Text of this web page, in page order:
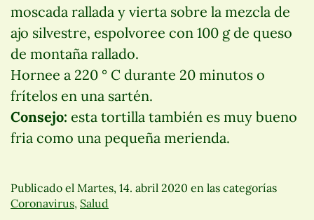
moscada rallada y vierta sobre la mezcla de
ajo silvestre, espolvoree con 100 g de queso
de montaña rallado.
Hornee a 220 ° C durante 20 minutos o
frítelos en una sartén.
Consejo: esta tortilla también es muy bueno
fria como una pequeña merienda.
Publicado el Martes, 14. abril 2020 en las categorías
Coronavirus, Salud